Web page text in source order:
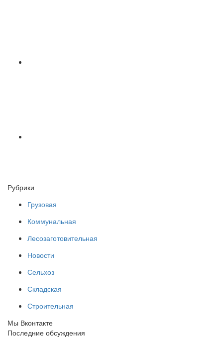
Рубрики
Грузовая
Коммунальная
Лесозаготовительная
Новости
Сельхоз
Складская
Строительная
Мы Вконтакте
Последние обсуждения